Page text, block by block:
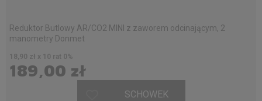
Reduktor Butlowy AR/CO2 MINI z zaworem odcinającym, 2
manometry Donmet
189,00 zł
18,90 zł x 10 rat 0%
SCHOWEK